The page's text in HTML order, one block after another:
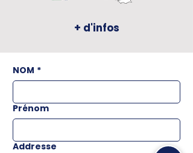
+ d'infos
NOM *
Prénom
Addresse